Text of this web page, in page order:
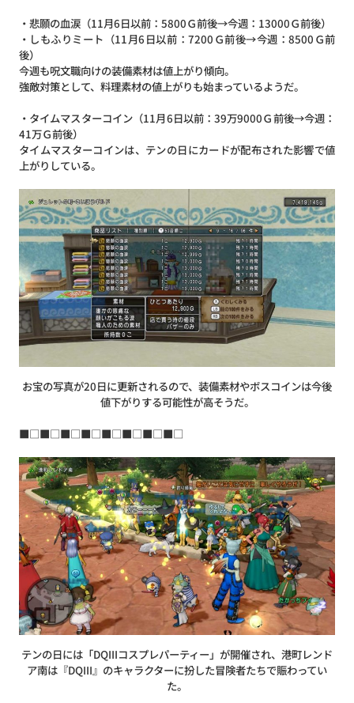
・悲願の血涙（11月6日以前：5800Ｇ前後→今週：13000Ｇ前後）
・しもふりミート（11月6日以前：7200Ｇ前後→今週：8500Ｇ前
後）
今週も呪文職向けの装備素材は値上がり傾向。
強敵対策として、料理素材の値上がりも始まっているようだ。
・タイムマスターコイン（11月6日以前：39万9000Ｇ前後→今週：
41万Ｇ前後）
タイムマスターコインは、テンの日にカードが配布された影響で値
上がりしている。
お宝の写真が20日に更新されるので、装備素材やボスコインは今後
値下がりする可能性が高そうだ。
■□■□■□■□■□■□■□■□
テンの日には「DQIIIコスプレパーティー」が開催され、港町レンド
ア南は『DQIII』のキャラクターに扮した冒険者たちで賑わってい
た。